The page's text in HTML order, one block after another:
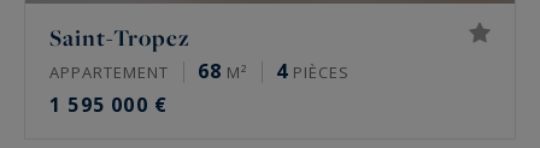
Saint-Tropez
APPARTEMENT 68 M² 4 PIÈCES
1 595 000 €